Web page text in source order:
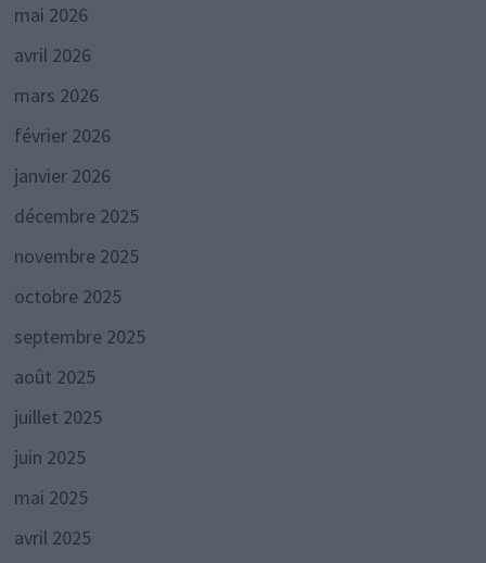
mai 2026
avril 2026
mars 2026
février 2026
janvier 2026
décembre 2025
novembre 2025
octobre 2025
septembre 2025
août 2025
juillet 2025
juin 2025
mai 2025
avril 2025